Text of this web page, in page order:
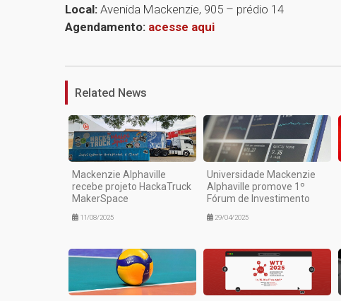
Local: Avenida Mackenzie, 905 – prédio 14
Agendamento: acesse aqui
Related News
Mackenzie Alphaville
recebe projeto HackaTruck
MakerSpace
11/08/2025
Universidade Mackenzie
Alphaville promove 1º
Fórum de Investimento
29/04/2025